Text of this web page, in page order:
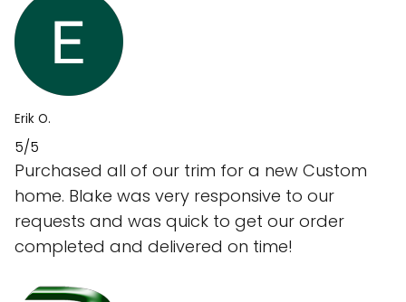
Erik O.
5/5
Purchased all of our trim for a new Custom
home. Blake was very responsive to our
requests and was quick to get our order
completed and delivered on time!